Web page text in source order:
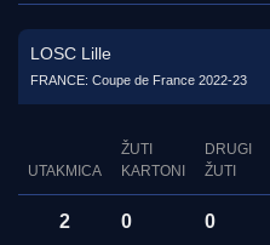
LOSC Lille
FRANCE: Coupe de France 2022-23
UTAKMICA
ŽUTI
KARTONI
DRUGI
ŽUTI
2 0 0